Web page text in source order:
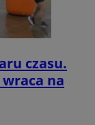
czasu.
na